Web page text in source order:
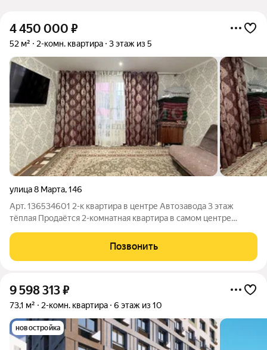
4 450 000 ₽
52 м² 2-комн. квартира 3 этаж из 5
улица 8 Марта,146
Арт. 136534601 2-к квартира в центре Автозавода 3 этаж
тёплая Продаётся 2-комнатная квартира в самом центре
детский сад, остановки общественного транспорта, детская
поликлиника и магазины.
Позвонить
9 598 313₽
73,1 м² 2-комн. квартира 6 этаж из 10
новостройка